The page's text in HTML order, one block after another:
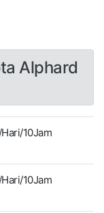
Alphard
10Jam
10Jam